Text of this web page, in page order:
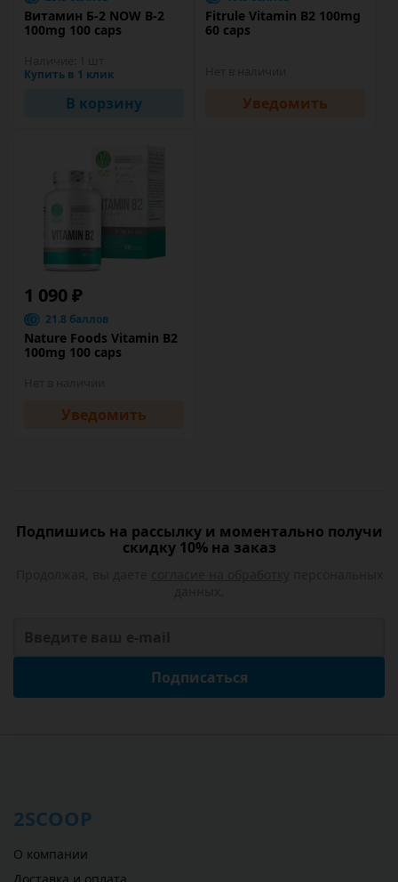
Витамин Б-2 NOW B-2
100mg 100 caps
Купить в 1 клик
В корзину
Fitrule Vitamin B2 100mg
60 caps
Уведомить
1 090 ₽
21.8 баллов
Nature Foods Vitamin B2
100mg 100 caps
Уведомить
Подпишись на рассылку и моментально получи
скидку 10% на заказ
Подписаться
2SCOOP
О компании